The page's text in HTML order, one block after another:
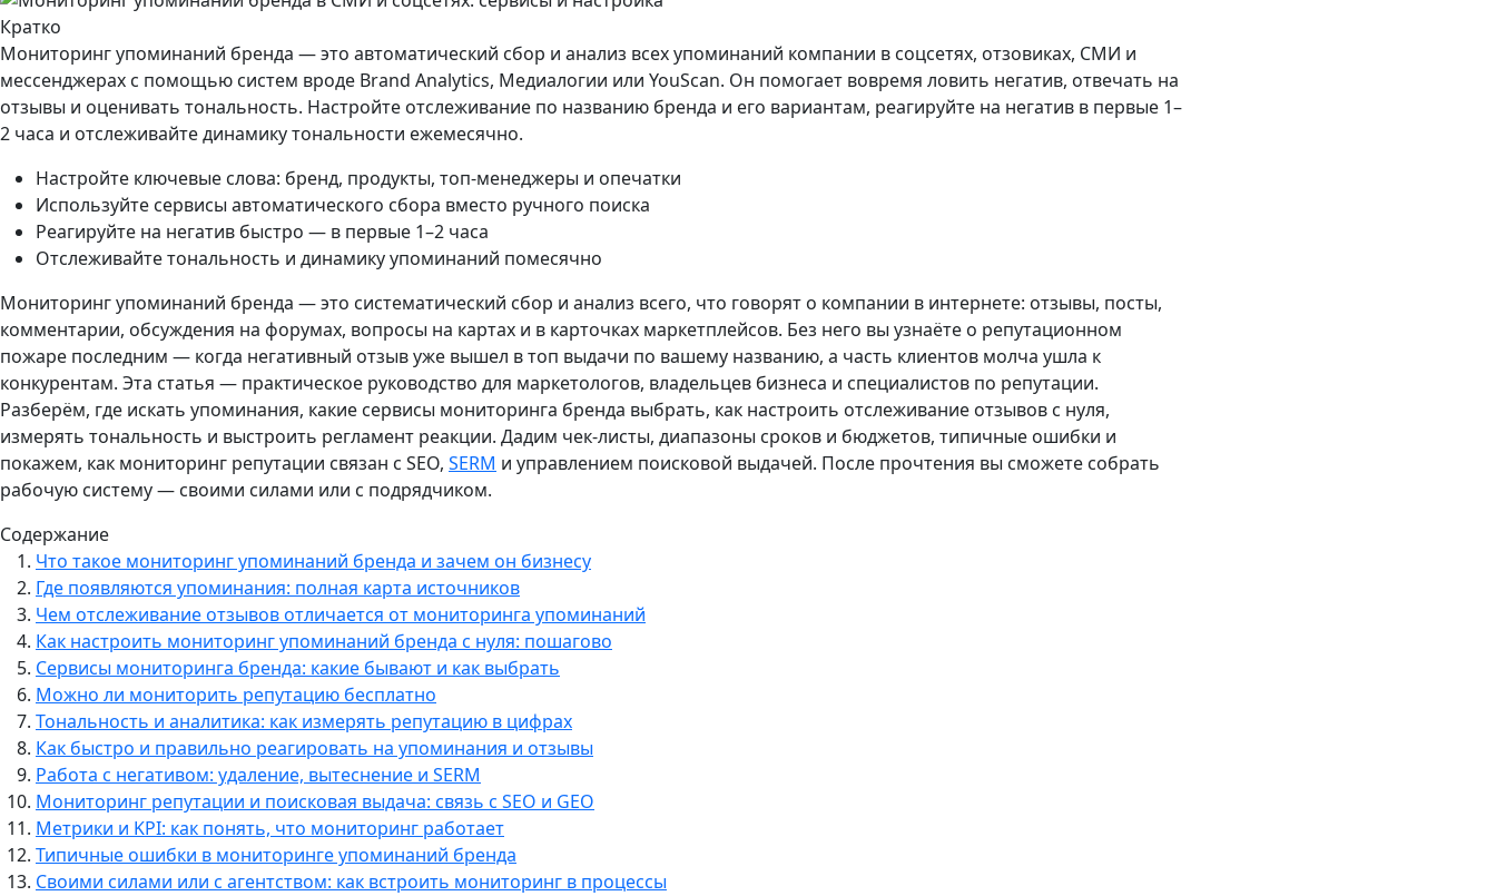
Кратко
Мониторинг упоминаний бренда — это автоматический сбор и анализ всех упоминаний компании в соцсетях, отзовиках, СМИ и
мессенджерах с помощью систем вроде Brand Analytics, Медиалогии или YouScan. Он помогает вовремя ловить негатив, отвечать на
отзывы и оценивать тональность. Настройте отслеживание по названию бренда и его вариантам, реагируйте на негатив в первые 1–
2 часа и отслеживайте динамику тональности ежемесячно.
Настройте ключевые слова: бренд, продукты, топ-менеджеры и опечатки
Используйте сервисы автоматического сбора вместо ручного поиска
Реагируйте на негатив быстро — в первые 1–2 часа
Отслеживайте тональность и динамику упоминаний помесячно
Мониторинг упоминаний бренда — это систематический сбор и анализ всего, что говорят о компании в интернете: отзывы, посты,
комментарии, обсуждения на форумах, вопросы на картах и в карточках маркетплейсов. Без него вы узнаёте о репутационном
пожаре последним — когда негативный отзыв уже вышел в топ выдачи по вашему названию, а часть клиентов молча ушла к
конкурентам. Эта статья — практическое руководство для маркетологов, владельцев бизнеса и специалистов по репутации.
Разберём, где искать упоминания, какие сервисы мониторинга бренда выбрать, как настроить отслеживание отзывов с нуля,
измерять тональность и выстроить регламент реакции. Дадим чек-листы, диапазоны сроков и бюджетов, типичные ошибки и
покажем, как мониторинг репутации связан с SEO, SERM и управлением поисковой выдачей. После прочтения вы сможете собрать
рабочую систему — своими силами или с подрядчиком.
Содержание
Что такое мониторинг упоминаний бренда и зачем он бизнесу
Где появляются упоминания: полная карта источников
Чем отслеживание отзывов отличается от мониторинга упоминаний
Как настроить мониторинг упоминаний бренда с нуля: пошагово
Сервисы мониторинга бренда: какие бывают и как выбрать
Можно ли мониторить репутацию бесплатно
Тональность и аналитика: как измерять репутацию в цифрах
Как быстро и правильно реагировать на упоминания и отзывы
Работа с негативом: удаление, вытеснение и SERM
Мониторинг репутации и поисковая выдача: связь с SEO и GEO
Метрики и KPI: как понять, что мониторинг работает
Типичные ошибки в мониторинге упоминаний бренда
Своими силами или с агентством: как встроить мониторинг в процессы